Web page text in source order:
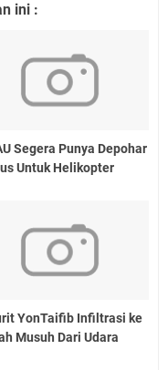
ini :
Segera Punya Depohar
Untuk Helikopter
YonTaifib Infiltrasi ke
Musuh Dari Udara